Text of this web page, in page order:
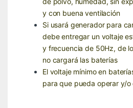
y con buena ventilación
Si usará generador para
debe entregar un voltaje
y frecuencia de 50Hz, de
no cargará las baterías
El voltaje mínimo en
para que pueda operar y/o